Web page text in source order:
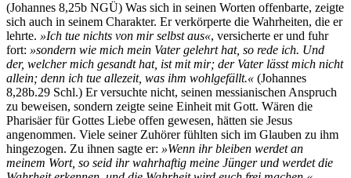
(Johannes 8,25b NGÜ) Was sich in seinen Worten offenbarte, zeigte
sich auch in seinem Charakter. Er verkörperte die Wahrheiten, die er
lehrte. »Ich tue nichts von mir selbst aus«, versicherte er und fuhr
fort: »sondern wie mich mein Vater gelehrt hat, so rede ich. Und
der, welcher mich gesandt hat, ist mit mir; der Vater lässt mich nicht
allein; denn ich tue allezeit, was ihm wohlgefällt.« (Johannes
8,28b.29 Schl.) Er versuchte nicht, seinen messianischen Anspruch
zu beweisen, sondern zeigte seine Einheit mit Gott. Wären die
Pharisäer für Gottes Liebe offen gewesen, hätten sie Jesus
angenommen. Viele seiner Zuhörer fühlten sich im Glauben zu ihm
hingezogen. Zu ihnen sagte er: »Wenn ihr bleiben werdet an
meinem Wort, so seid ihr wahrhaftig meine Jünger und werdet die